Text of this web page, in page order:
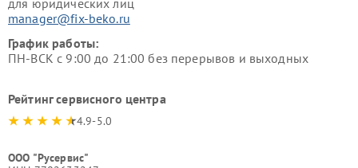
manager@fix-beko.ru
График работы:
ПН-ВСК с 9:00 до 21:00 без перерывов и выходных
Рейтинг сервисного центра
4.9-5.0
ООО "Русервис"